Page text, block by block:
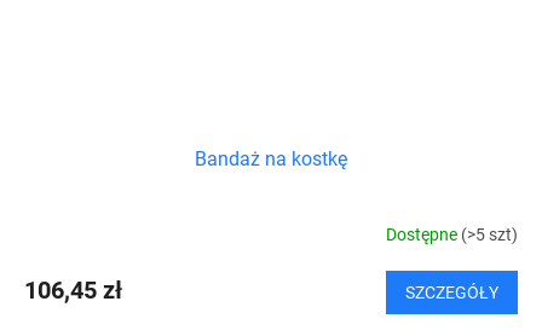
Bandaż na kostkę
Dostępne (>5 szt)
106,45 zł SZCZEGÓŁY